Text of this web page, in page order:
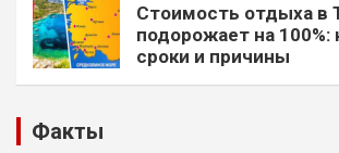
Стоимость отдыха в
подорожает на 100%:
сроки и причины
Факты